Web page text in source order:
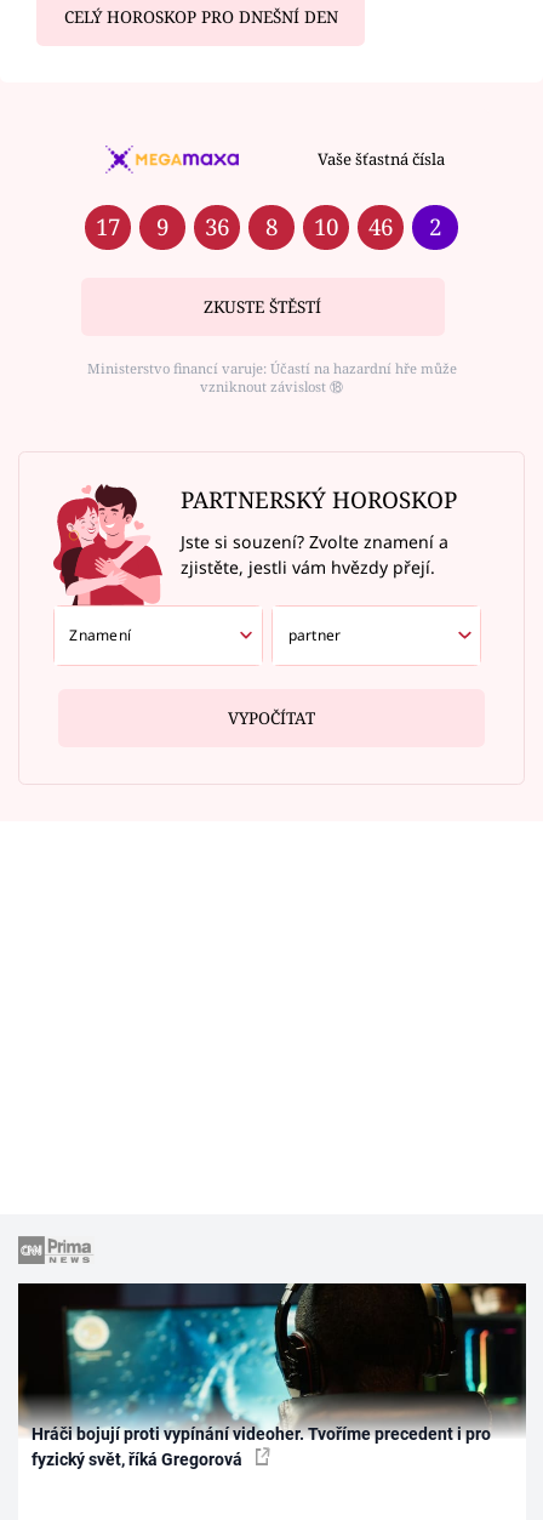
CELÝ HOROSKOP PRO DNEŠNÍ DEN
Vaše šťastná čísla
17 9 36 8 10 46 2
ZKUSTE ŠTĚSTÍ
Ministerstvo financí varuje: Účastí na hazardní hře může
vzniknout závislost ⑱
PARTNERSKÝ HOROSKOP
Jste si souzení? Zvolte znamení a
zjistěte, jestli vám hvězdy přejí.
VYPOČÍTAT
Hráči bojují proti vypínání videoher. Tvoříme precedent i pro
fyzický svět, říká Gregorová